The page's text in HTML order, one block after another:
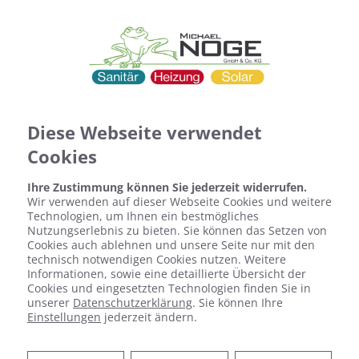
Heizen mit Solarenergie
Das Rundum-sorglos-Paket für
Diese Webseite verwendet
Cookies
Ihre Zustimmung können Sie jederzeit widerrufen.
Wir verwenden auf dieser Webseite Cookies und weitere
Technologien, um Ihnen ein bestmögliches
Nutzungserlebnis zu bieten. Sie können das Setzen von
Cookies auch ablehnen und unsere Seite nur mit den
technisch notwendigen Cookies nutzen. Weitere
Informationen, sowie eine detaillierte Übersicht der
Cookies und eingesetzten Technologien finden Sie in
unserer Datenschutzerklärung. Sie können Ihre
Einstellungen jederzeit ändern.